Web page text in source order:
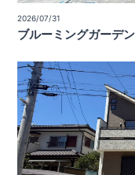
2026/07/31
ブルーミングガーデ